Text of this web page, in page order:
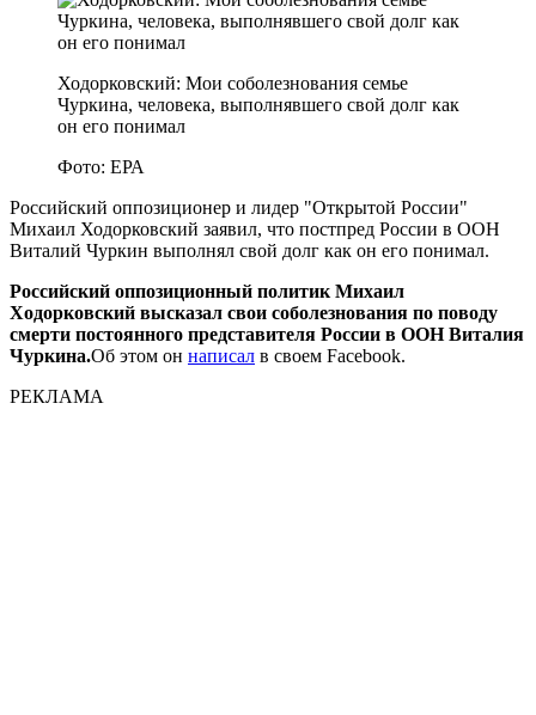
Ходорковский: Мои соболезнования семье
Чуркина, человека, выполнявшего свой долг как
он его понимал
Фото: ЕРА
Российский оппозиционер и лидер "Открытой России"
Михаил Ходорковский заявил, что постпред России в ООН
Виталий Чуркин выполнял свой долг как он его понимал.
Российский оппозиционный политик Михаил
Ходорковский высказал свои соболезнования по поводу
смерти постоянного представителя России в ООН Виталия
Чуркина.Об этом он написал в своем Facebook.
РЕКЛАМА